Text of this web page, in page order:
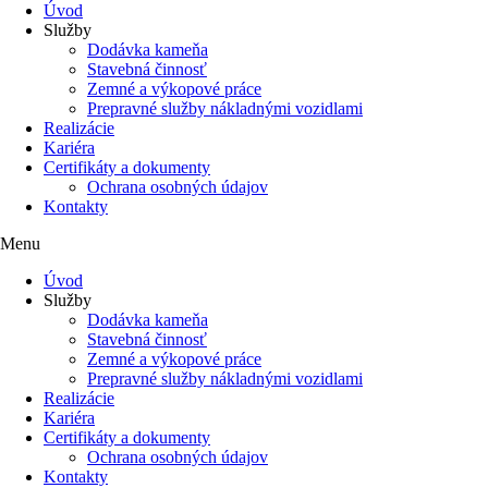
Úvod
Služby
Dodávka kameňa
Stavebná činnosť
Zemné a výkopové práce
Prepravné služby nákladnými vozidlami
Realizácie
Kariéra
Certifikáty a dokumenty
Ochrana osobných údajov
Kontakty
Menu
Úvod
Služby
Dodávka kameňa
Stavebná činnosť
Zemné a výkopové práce
Prepravné služby nákladnými vozidlami
Realizácie
Kariéra
Certifikáty a dokumenty
Ochrana osobných údajov
Kontakty